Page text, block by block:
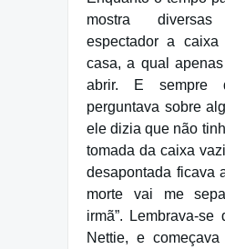
mostra
espectador a
casa, a qual
abrir. E sempre
perguntava sobre
ele dizia que não
tomada da caixa
desapontada ficava
morte vai me
irmã”. Lembrava-se
Nettie, e